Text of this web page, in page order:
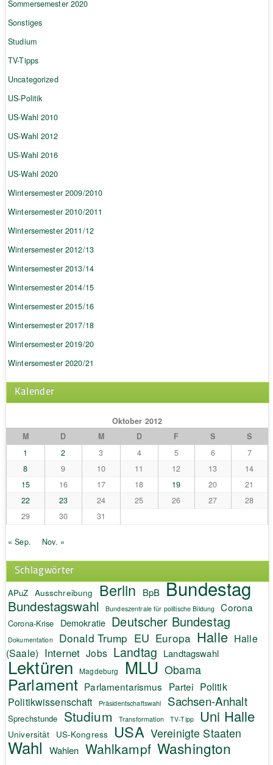
Sommersemester 2020
Sonstiges
Studium
TV-Tipps
Uncategorized
US-Politik
US-Wahl 2010
US-Wahl 2012
US-Wahl 2016
US-Wahl 2020
Wintersemester 2009/2010
Wintersemester 2010/2011
Wintersemester 2011/12
Wintersemester 2012/13
Wintersemester 2013/14
Wintersemester 2014/15
Wintersemester 2015/16
Wintersemester 2017/18
Wintersemester 2019/20
Wintersemester 2020/21
Kalender
Oktober 2012
M
D M D F S
S
1
2 3 4 5 6
7
8
9 10 11 12 13
14
15
16 17 18 19 20
21
22
23 24 25 26 27
28
29
30 31
« Sep. Nov. »
Schlagwörter
APuZ Ausschreibung Berlin BpB Bundestag
Bundestagswahl Bundeszentrale für politische Bildung Corona
Corona-Krise Demokratie Deutscher Bundestag
Dokumentation Donald Trump EU Europa Halle Halle
(Saale) Internet Jobs Landtag Landtagswahl
Lektüren Magdeburg MLU Obama
Parlament Parlamentarismus Partei Politik
Politikwissenschaft Präsidentschaftswahl Sachsen-Anhalt
Sprechstunde Studium Transformation TV-Tipp Uni Halle
Universität US-Kongress USA Vereinigte Staaten
Wahl Wahlen Wahlkampf Washington